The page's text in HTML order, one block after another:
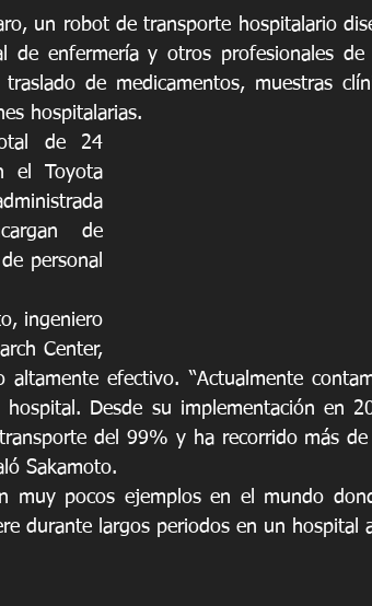
un robot de transporte hospitalario
de enfermería y otros profesionales
de medicamentos, muestras
hospitalarias.
de 24
el Toyota
de
personal
ingeniero
Center,
efectivo. “Actualmente
Desde su implementación en
del 99% y ha recorrido más
Sakamoto.
muy pocos ejemplos en el mundo
durante largos periodos en un hospital